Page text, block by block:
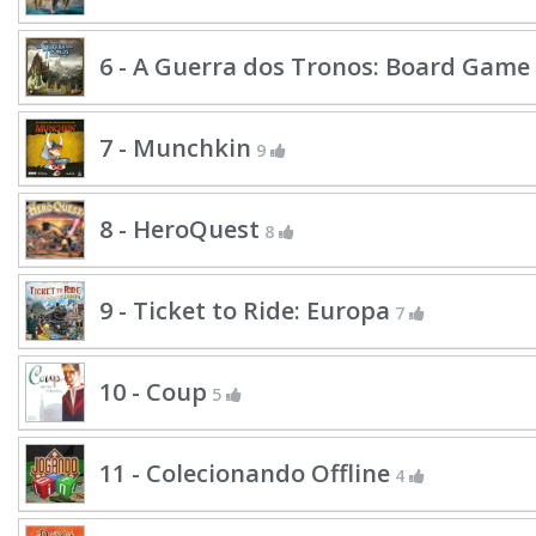
6 - A Guerra dos Tronos: Board Game
7 - Munchkin 9
8 - HeroQuest 8
9 - Ticket to Ride: Europa 7
10 - Coup 5
11 - Colecionando Offline 4